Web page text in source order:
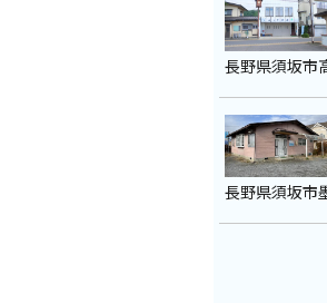
長野県須坂市
長野県須坂市